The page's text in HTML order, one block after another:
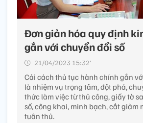
Đơn giản hóa quy định
gắn với chuyển đổi số
21/04/2023 15:32’
Cải cách thủ tục hành chính gắn
là nhiệm vụ trọng tâm, đột phá,
thức làm việc từ thủ công, giấy tờ
số, công khai, minh bạch, cắt giảm
tuân thủ.